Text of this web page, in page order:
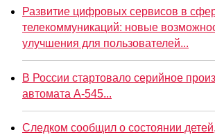
Развитие цифровых сервисов в
телекоммуникаций: новые
улучшения для пользователей...
В России стартовало серийное
автомата А-545...
Следком сообщил о состоянии детей,